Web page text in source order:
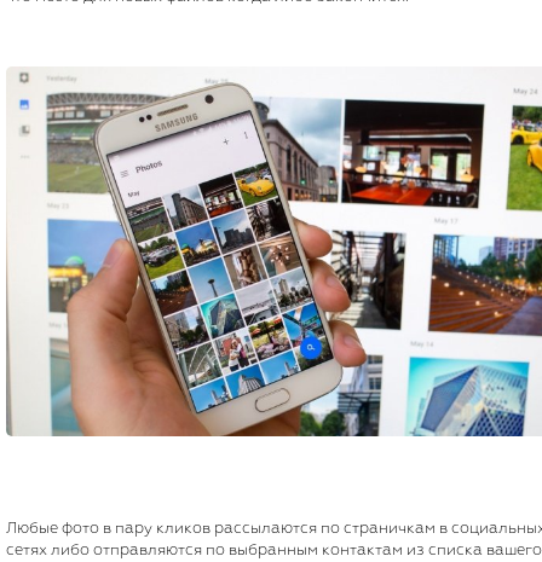
Любые фото в пару кликов рассылаются по страничкам в
сетях либо отправляются по выбранным контактам из списка вашего